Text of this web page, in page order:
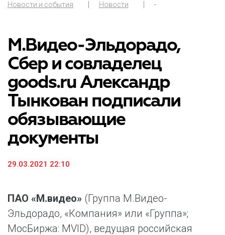
Новости и события
Новости -
М.Видео-Эльдорадо,
Сбер и совладелец
goods.ru Александр
Тынкован подписали
обязывающие
документы
29.03.2021 22:10
ПАО «М.видео» (Группа М.Видео-
Эльдорадо, «Компания» или «Группа»;
МосБиржа: MVID), ведущая российская